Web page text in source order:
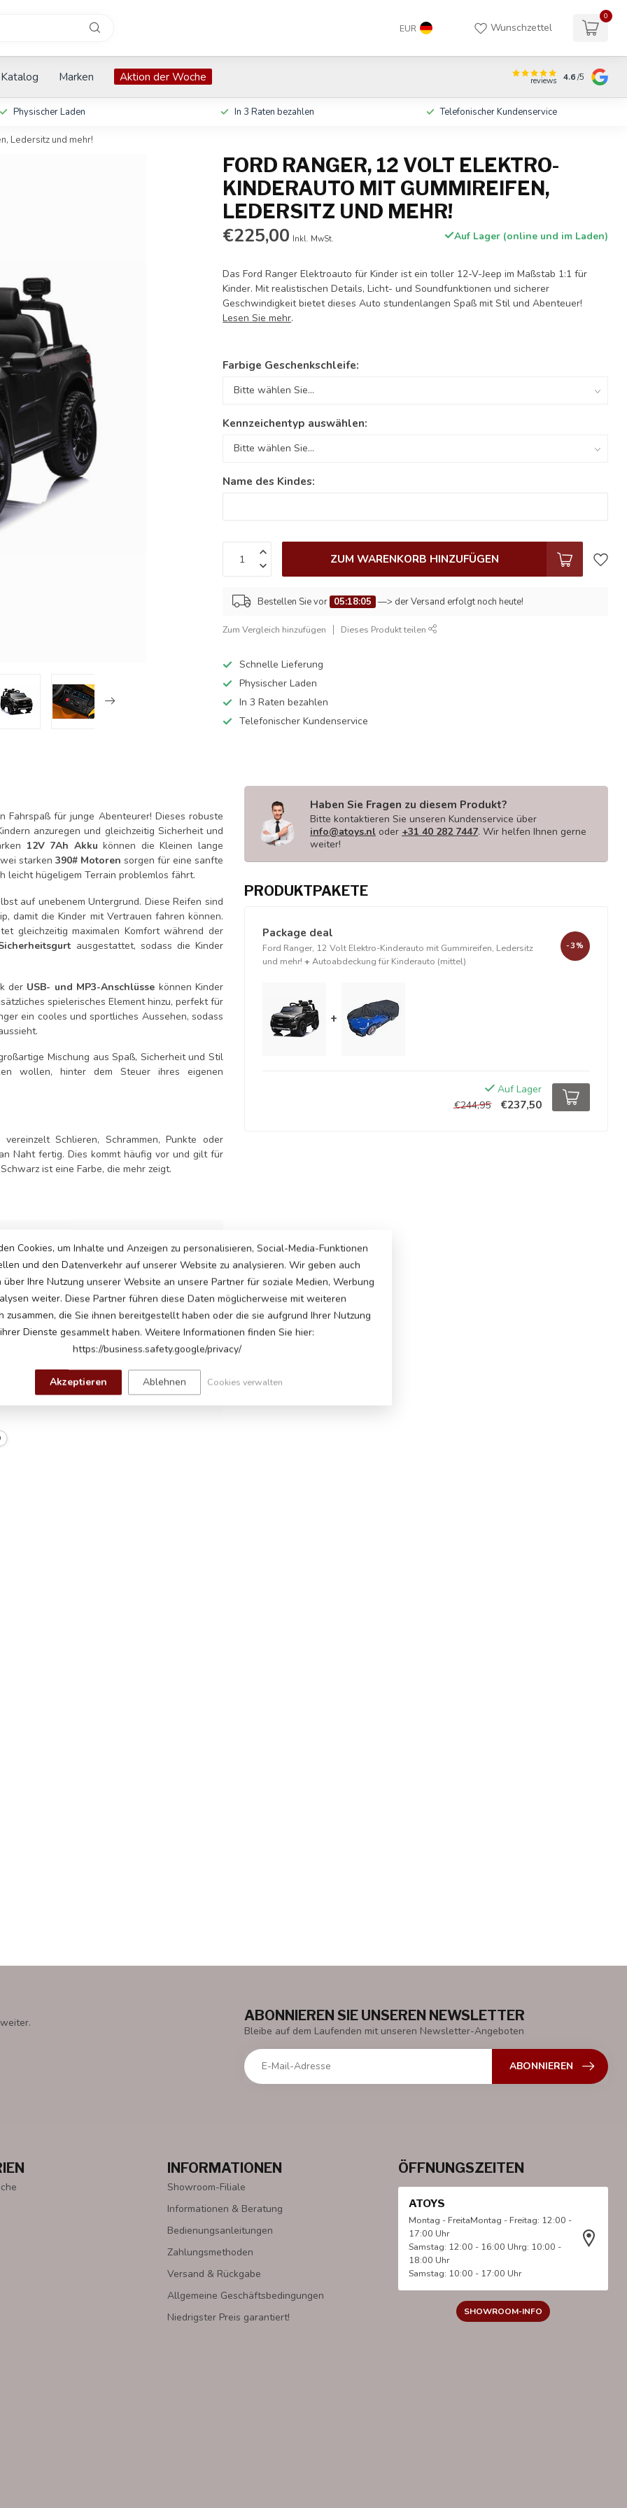
EUR Wunschzettel
0
Katalog Marken Aktion der Woche reviews 4.6/5
Physischer Laden In 3 Raten bezahlen Telefonischer Kundenservice
Ledersitz und mehr!
FORD RANGER, 12 VOLT ELEKTRO-
KINDERAUTO MIT GUMMIREIFEN,
LEDERSITZ UND MEHR!
€225,00 Inkl. MwSt. Auf Lager (online und im Laden)
Das Ford Ranger Elektroauto für Kinder ist ein toller 12-V-Jeep im Maßstab 1:1 für
Kinder. Mit realistischen Details, Licht- und Soundfunktionen und sicherer
Geschwindigkeit bietet dieses Auto stundenlangen Spaß mit Stil und Abenteuer!
Lesen Sie mehr.
Farbige Geschenkschleife:
Kennzeichentyp auswählen:
Name des Kindes:
ZUM WARENKORB HINZUFÜGEN
Bestellen Sie vor 05:18:04 —> der Versand erfolgt noch heute!
Zum Vergleich hinzufügen Dieses Produkt teilen
Schnelle Lieferung
Physischer Laden
In 3 Raten bezahlen
Telefonischer Kundenservice
Fahrspaß für junge Abenteurer! Dieses robuste
anzuregen und gleichzeitig Sicherheit und
12V 7Ah Akku können die Kleinen lange
starken 390# Motoren sorgen für eine sanfte
leicht hügeligem Terrain problemlos fährt.
auf unebenem Untergrund. Diese Reifen sind
damit die Kinder mit Vertrauen fahren können.
gleichzeitig maximalen Komfort während der
ausgestattet, sodass die Kinder
der USB- und MP3-Anschlüsse können Kinder
spielerisches Element hinzu, perfekt für
ein cooles und sportliches Aussehen, sodass
Mischung aus Spaß, Sicherheit und Stil
wollen, hinter dem Steuer ihres eigenen
Schlieren, Schrammen, Punkte oder
Naht fertig. Dies kommt häufig vor und gilt für
ist eine Farbe, die mehr zeigt.
Motoren, ein Motor an jedem Hinterrad
bis zu 5 km pro Stunde
Starten, Hupe, Musikmodul mit USB- und
Haben Sie Fragen zu diesem Produkt?
Bitte kontaktieren Sie unseren Kundenservice über
info@atoys.nl oder +31 40 282 7447. Wir helfen Ihnen gerne
weiter!
PRODUKTPAKETE
Package deal
Ford Ranger, 12 Volt Elektro-Kinderauto mit Gummireifen, Ledersitz
und mehr! + Autoabdeckung für Kinderauto (mittel)
-3%
+
Auf Lager
€244,95
€237,50
ABONNIEREN SIE UNSEREN NEWSLETTER
Bleibe auf dem Laufenden mit unseren Newsletter-Angeboten
ABONNIEREN
INFORMATIONEN
Showroom-Filiale
Informationen & Beratung
Bedienungsanleitungen
Zahlungsmethoden
Versand & Rückgabe
Allgemeine Geschäftsbedingungen
Niedrigster Preis garantiert!
ÖFFNUNGSZEITEN
ATOYS
Montag - FreitaMontag - Freitag: 12:00 -
17:00 Uhr
Samstag: 12:00 - 16:00 Uhrg: 10:00 -
18:00 Uhr
Samstag: 10:00 - 17:00 Uhr
SHOWROOM-INFO
Cookies, um Inhalte und Anzeigen zu personalisieren, Social-Media-Funktionen
und den Datenverkehr auf unserer Website zu analysieren. Wir geben auch
über Ihre Nutzung unserer Website an unsere Partner für soziale Medien, Werbung
weiter. Diese Partner führen diese Daten möglicherweise mit weiteren
zusammen, die Sie ihnen bereitgestellt haben oder die sie aufgrund Ihrer Nutzung
ihrer Dienste gesammelt haben. Weitere Informationen finden Sie hier:
https://business.safety.google/privacy/
Akzeptieren Ablehnen Cookies verwalten